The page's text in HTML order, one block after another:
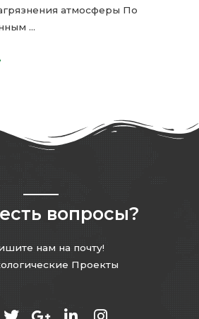
атмосферы По
…
вопросы?
нам на почту!
Проекты